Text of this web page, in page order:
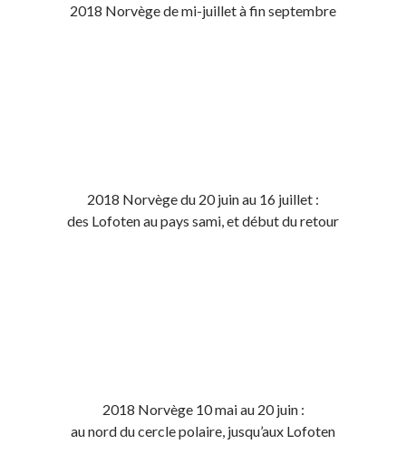
2018 Norvège de mi-juillet à fin septembre
2018 Norvège du 20 juin au 16 juillet :
des Lofoten au pays sami, et début du retour
2018 Norvège 10 mai au 20 juin :
au nord du cercle polaire, jusqu’aux Lofoten